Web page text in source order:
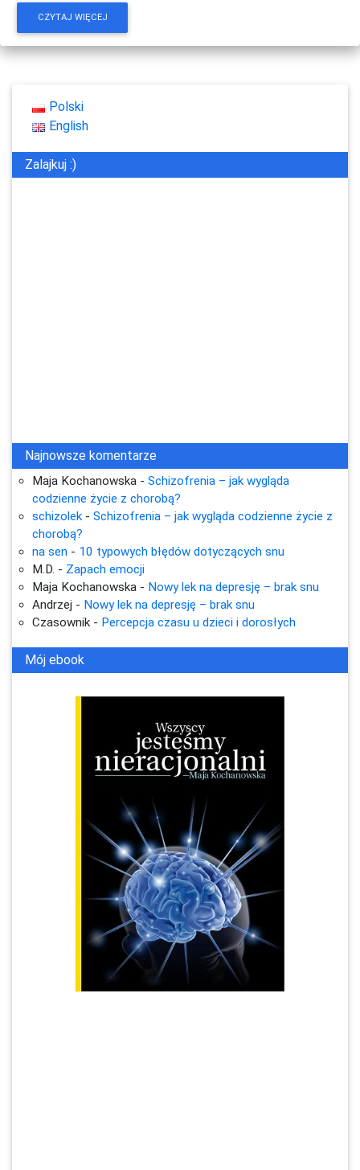
CZYTAJ WIĘCEJ
Polski
English
Zalajkuj :)
Najnowsze komentarze
Maja Kochanowska - Schizofrenia – jak wygląda
codzienne życie z chorobą?
schizolek - Schizofrenia – jak wygląda codzienne życie z
chorobą?
na sen - 10 typowych błędów dotyczących snu
M.D. - Zapach emocji
Maja Kochanowska - Nowy lek na depresję – brak snu
Andrzej - Nowy lek na depresję – brak snu
Czasownik - Percepcja czasu u dzieci i dorosłych
Mój ebook